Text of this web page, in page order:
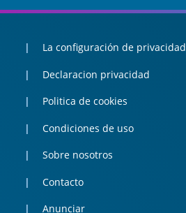
La configuración de privacidad
Declaracion privacidad
Politica de cookies
Condiciones de uso
Sobre nosotros
Contacto
Anunciar